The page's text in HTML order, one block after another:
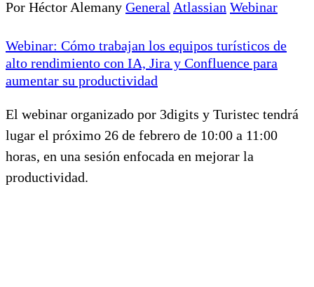
Por Héctor Alemany General Atlassian Webinar
Webinar: Cómo trabajan los equipos turísticos de
alto rendimiento con IA, Jira y Confluence para
aumentar su productividad
El webinar organizado por 3digits y Turistec tendrá
lugar el próximo 26 de febrero de 10:00 a 11:00
horas, en una sesión enfocada en mejorar la
productividad.